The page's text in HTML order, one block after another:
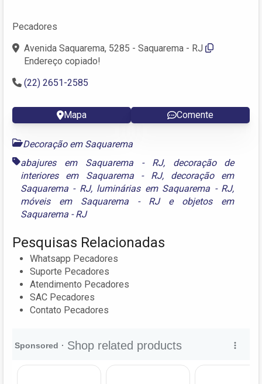
Pecadores
Avenida Saquarema, 5285 - Saquarema - RJ
Endereço copiado!
(22) 2651-2585
Mapa Comente
Decoração em Saquarema
abajures em Saquarema - RJ, decoração de
interiores em Saquarema - RJ, decoração em
Saquarema - RJ, luminárias em Saquarema - RJ,
móveis em Saquarema - RJe objetos em
Saquarema - RJ
Pesquisas Relacionadas
Whatsapp Pecadores
Suporte Pecadores
Atendimento Pecadores
SAC Pecadores
Contato Pecadores